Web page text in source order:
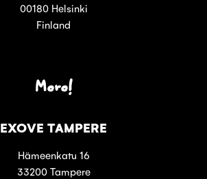
00180 Helsinki
Finland
Moro!
EXOVE TAMPERE
Hämeenkatu 16
33200 Tampere